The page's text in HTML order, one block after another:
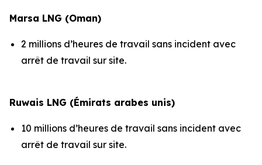
Marsa LNG (Oman)
2 millions d’heures de travail sans incident avec
arrêt de travail sur site.
Ruwais LNG (Émirats arabes unis)
10 millions d’heures de travail sans incident avec
arrêt de travail sur site.